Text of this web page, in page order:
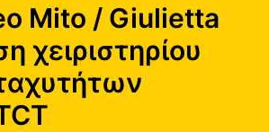
Mito / Giulietta
χειριστηρίου